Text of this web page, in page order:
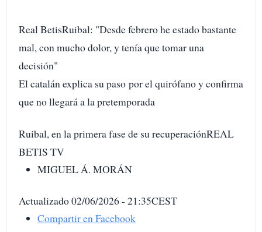
Real BetisRuibal: "Desde febrero he estado bastante
mal, con mucho dolor, y tenía que tomar una
decisión"
El catalán explica su paso por el quirófano y confirma
que no llegará a la pretemporada
Ruibal, en la primera fase de su recuperaciónREAL
BETIS TV
MIGUEL Á. MORÁN
Actualizado 02/06/2026 - 21:35CEST
Compartir en Facebook